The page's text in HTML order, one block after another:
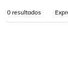
0resultados